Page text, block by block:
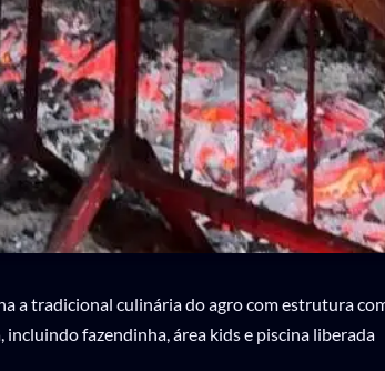
a tradicional culinária do agro com estrutura
fazendinha, área kids e piscina liberada